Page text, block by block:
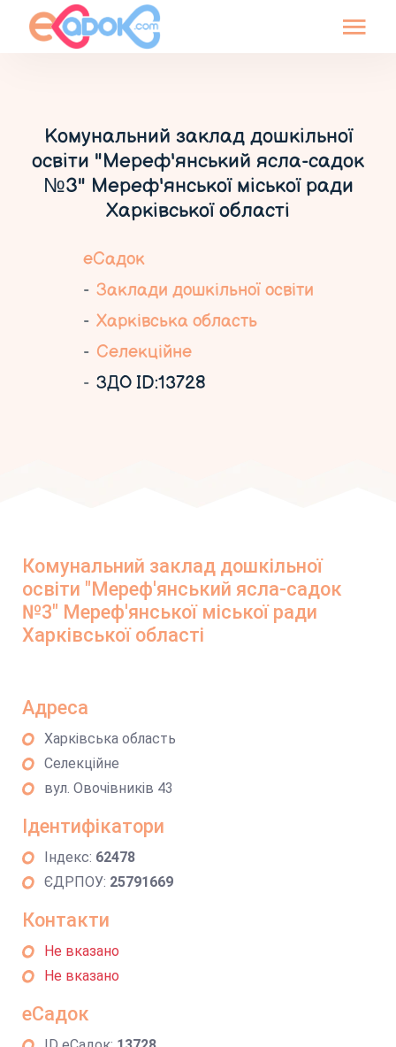
Комунальний заклад дошкільної
освіти "Мереф'янський ясла-садок
№3" Мереф'янської міської ради
Харківської області
еСадок
Заклади дошкільної освіти
Харківська область
Селекційне
ЗДО ID:13728
Комунальний заклад дошкільної
освіти "Мереф'янський ясла-садок
№3" Мереф'янської міської ради
Харківської області
Адреса
Харківська область
Селекційне
вул. Овочівників 43
Ідентифікатори
Індекс: 62478
ЄДРПОУ: 25791669
Контакти
Не вказано
Не вказано
еСадок